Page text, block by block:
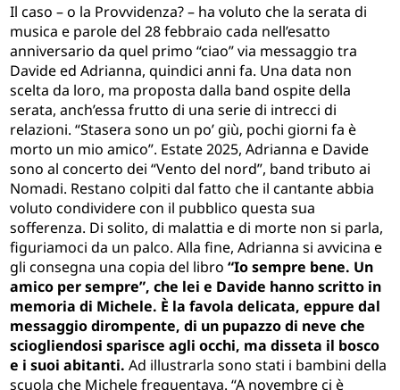
Il caso – o la Provvidenza? – ha voluto che la serata di
musica e parole del 28 febbraio cada nell’esatto
anniversario da quel primo “ciao” via messaggio tra
Davide ed Adrianna, quindici anni fa. Una data non
scelta da loro, ma proposta dalla band ospite della
serata, anch’essa frutto di una serie di intrecci di
relazioni. “Stasera sono un po’ giù, pochi giorni fa è
morto un mio amico”. Estate 2025, Adrianna e Davide
sono al concerto dei “Vento del nord”, band tributo ai
Nomadi. Restano colpiti dal fatto che il cantante abbia
voluto condividere con il pubblico questa sua
sofferenza. Di solito, di malattia e di morte non si parla,
figuriamoci da un palco. Alla fine, Adrianna si avvicina e
gli consegna una copia del libro“Io sempre bene. Un
amico per sempre”, che lei e Davide hanno scritto in
memoria di Michele. È la favola delicata, eppure dal
messaggio dirompente, di un pupazzo di neve che
sciogliendosi sparisce agli occhi, ma disseta il bosco
e i suoi abitanti. Ad illustrarla sono stati i bambini della
scuola che Michele frequentava. “A novembre ci è